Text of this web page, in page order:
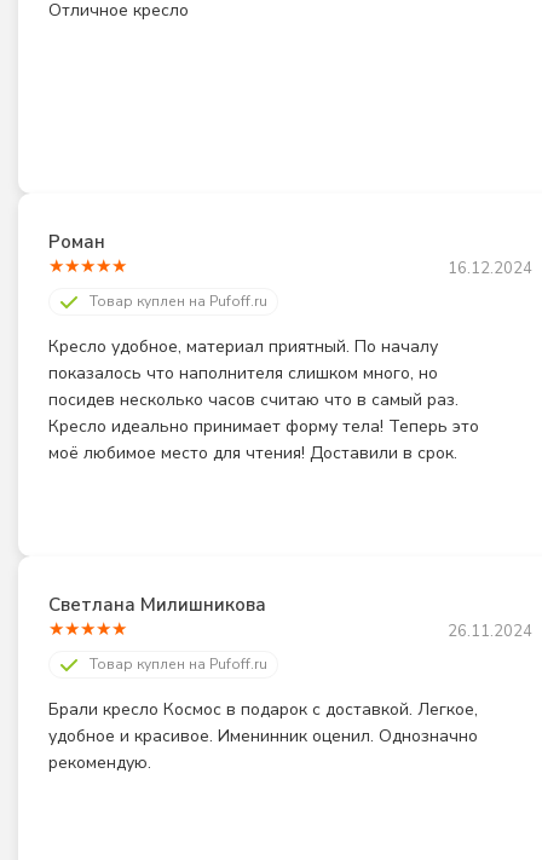
Отличное кресло
Роман
16.12.2024
★★★★★
Товар куплен на Pufoff.ru
Кресло удобное, материал приятный. По началу
показалось что наполнителя слишком много, но
посидев несколько часов считаю что в самый раз.
Кресло идеально принимает форму тела! Теперь это
моё любимое место для чтения! Доставили в срок.
Светлана Милишникова
26.11.2024
★★★★★
Товар куплен на Pufoff.ru
Брали кресло Космос в подарок с доставкой. Легкое,
удобное и красивое. Именинник оценил. Однозначно
рекомендую.